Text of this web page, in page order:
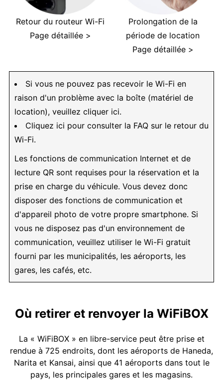
Retour du routeur Wi-Fi
Page détaillée >
Prolongation de la
période de location
Page détaillée >
Si vous ne pouvez pas recevoir le Wi-Fi en
raison d'un problème avec la boîte (matériel de
location), veuillez cliquer ici.
Cliquez ici pour consulter la FAQ sur le retour du
Wi-Fi.
Les fonctions de communication Internet et de
lecture QR sont requises pour la réservation et la
prise en charge du véhicule. Vous devez donc
disposer des fonctions de communication et
d'appareil photo de votre propre smartphone. Si
vous ne disposez pas d'un environnement de
communication, veuillez utiliser le Wi-Fi gratuit
fourni par les municipalités, les aéroports, les
gares, les cafés, etc.
Où retirer et renvoyer la WiFiBOX
La « WiFiBOX » en libre-service peut être prise et
rendue à 725 endroits, dont les aéroports de Haneda,
Narita et Kansai, ainsi que 41 aéroports dans tout le
pays, les principales gares et les magasins.